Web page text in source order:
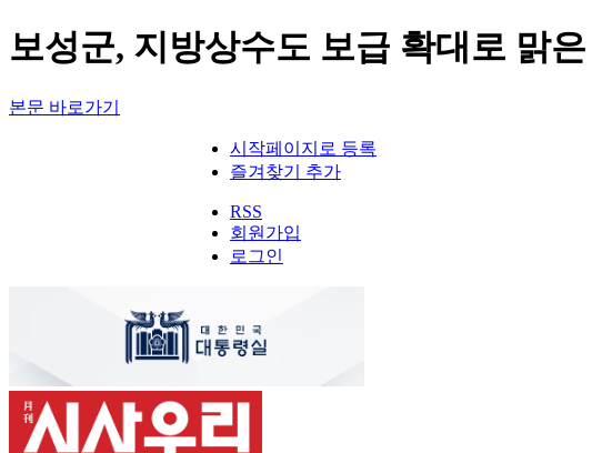
보성군, 지방상수도 보급 확대로 맑
본문 바로가기
시작페이지로 등록
즐겨찾기 추가
RSS
회원가입
로그인